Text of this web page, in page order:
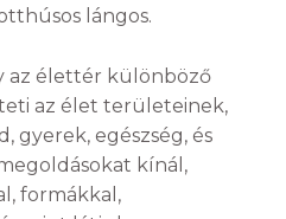
lángos.
az élettér különböző
az élet területeinek,
gyerek, egészség, és
kínál,
formákkal,